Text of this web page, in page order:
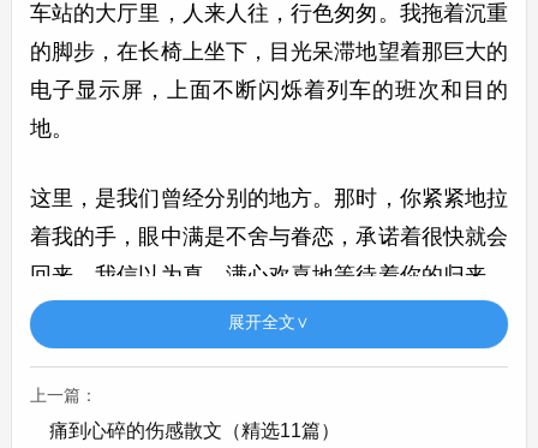
车站的大厅里，人来人往，行色匆匆。我拖着沉重
的脚步，在长椅上坐下，目光呆滞地望着那巨大的
电子显示屏，上面不断闪烁着列车的班次和目的
地。
这里，是我们曾经分别的地方。那时，你紧紧地拉
着我的手，眼中满是不舍与眷恋，承诺着很快就会
回来。我信以为真，满心欢喜地等待着你的归来。
然而，时光流转，岁月变迁，我却再也没有等到
你。
如今，我再次来到这个车站，一切都还是那么熟
展开全文∨
上一篇：
痛到心碎的伤感散文（精选11篇）